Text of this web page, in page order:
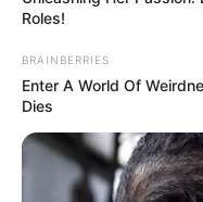
มีอำนาจเดชบารมี
ตัดผมวันพุธ
อับโชคลาภ ลาภ
ควรตัดผมอย่างยิ่ง
Roles!
BRAINBERRIES
Enter A World Of
Dies